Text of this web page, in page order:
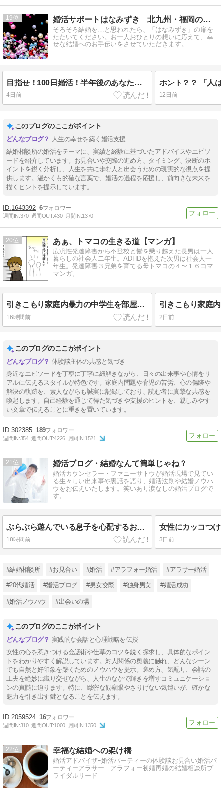
19 婚活サポートはなみずき 北九州・福岡の結婚相談所
そろそろ結婚を…と思われたら、「はなみずき」の扉を
たたいてください。お一人おひとりの想いに応えて、幸
せな結婚へのお手伝いをさせていただきます。
目指せ！100日婚活！半年後のあなたは？
4日前
ホント？？ 「人
12日前
このブログのここがポイント
人生の幸せを築く婚活支援
結婚相談所の婚活をテーマに、実績と経験に基づいたアドバイスやエピソ
ードを紹介しています。お見合いや交際の進め方、タイミング、決断のポ
イントを鋭く分析し、人生を共に歩む人と出会うための現実的な視点を提
供します。温かくも的確な言葉で、婚活の過程を応援し、前向きな未来を
描くヒントを提示しています。
1643392 6
週間IN:370 週間OUT:430 月間IN:1370
20 あぁ、トマコの生きる道【マンガ】
広汎性発達障害から不登校と鬱を乗り越えた長男は一人
暮らしの社会人二年生。ADHDを抱えた次男は社会人一
年生。発達障害３兄弟を育てる母トマコの４〜１６コマ
マンガ。
引きこもり家庭内暴力の中学生を部屋から出した話⑨
16時間前 2日前
このブログのここがポイント
体験談主体の共感と気づき
身近なエピソードを丁寧に丁寧に紐解きながら、日々の出来事や心情をリ
アルに伝えるスタイルが特色です。家庭内問題や育児の苦労、心の傷跡や
解決の軌跡を、素人ながらも誠実に記録しており、読む者に真摯な共感を
喚起します。自己経験を通じて得た気づきや支援のヒントを、親しみやす
い文章で伝えることに重きを置いています。
302385 189
週間IN:354 週間OUT:4226 月間IN:1521
21 婚活ブログ・結婚なんて簡単じゃね？
婚活カウンセラー・ファニーサトウが婚活現場で見てい
る生々しい出来事や裏話を語り、婚活法則や結婚ノウハ
ウをお伝えいたします。笑いあり涙なしの婚活ブログで
す。
ぶらぶら遊んでいる息子を心配するお母さん
18時間前
女性にカッコつ
3日前
#結婚相談所 #お見合い #婚活 #アラフォー婚活 #アラサー婚活
#20代婚活 #婚活ブログ #男女交際 #独身男女 #婚活成功
#婚活ノウハウ #出会いの場
このブログのここがポイント
実践的な会話と心理戦略を伝授
女性の心を惹きつける会話術や仕草のコツを鋭く探求し、具体的なポイン
トをわかりやすく解説しています。対人関係の奥義に触れ、どんなシーン
でも自然と好印象を築くためのノウハウを提示。褒め方、気配り、会話の
工夫を絶妙に織り交ぜながら、人生のなかで輝きを増すコミュニケーショ
ンの真髄に迫ります。特に、緻密な観察眼やさりげない気遣いが、確かな
魅力を引き出す鍵となることを伝えます。
2059524 16
週間IN:310 週間OUT:1000 月間IN:1350
22 幸福な結婚への架け橋
婚活アドバイザｰ婚活パーティーの体験談お見合い婚活パ
ーティーアラサー アラフォー初婚再婚の結婚相談所ブ
ライダルリード